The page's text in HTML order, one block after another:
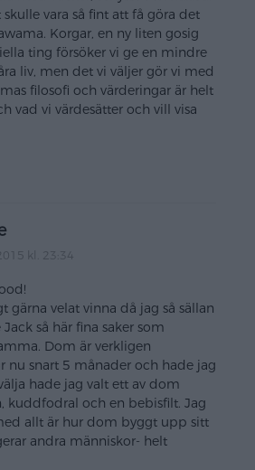
vara så fint att få göra det
Korgar, en ny liten gosig
ting försöker vi ge en mindre
liv, men det vi väljer gör vi med
filosofi och värderingar är helt
vad vi värdesätter och vill visa
kl. 23:34
gärna velat vinna då jag så sällan
så här fina saker som
Dom är verkligen
nu snart 5 månader och hade jag
hade jag valt ett av dom
kuddfodral och en bebisfilt. Jag
allt är hur dom byggt upp sitt
andra människor- helt